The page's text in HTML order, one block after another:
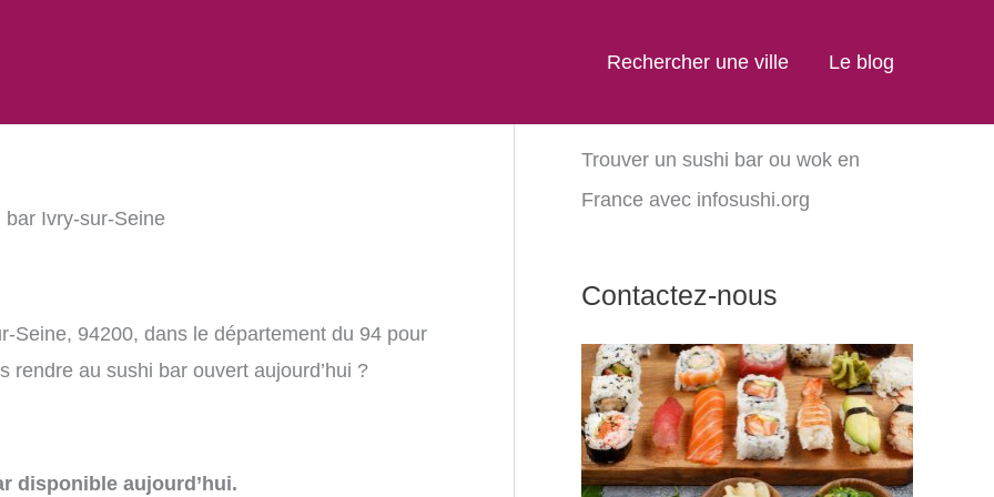
Rechercher une ville Le blog
bar Ivry-sur-Seine
Seine, 94200, dans le département du 94 pour
au sushi bar ouvert aujourd’hui ?
disponible aujourd’hui.
Trouver un sushi bar ou wok en
France avec infosushi.org
Contactez-nous